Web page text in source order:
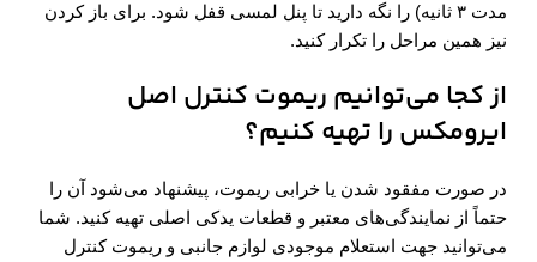
مدت ۳ ثانیه) را نگه دارید تا پنل لمسی قفل شود. برای باز کردن
نیز همین مراحل را تکرار کنید.
از کجا می‌توانیم ریموت کنترل اصل
ایرومکس را تهیه کنیم؟
در صورت مفقود شدن یا خرابی ریموت، پیشنهاد می‌شود آن را
حتماً از نمایندگی‌های معتبر و قطعات یدکی اصلی تهیه کنید. شما
می‌توانید جهت استعلام موجودی لوازم جانبی و ریموت کنترل